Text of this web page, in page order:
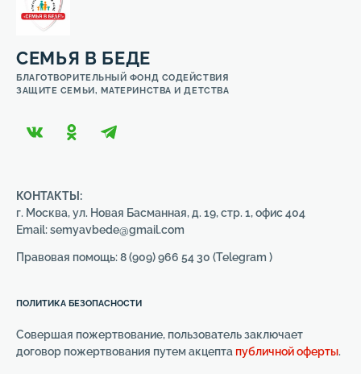
СЕМЬЯ В БЕДЕ
БЛАГОТВОРИТЕЛЬНЫЙ ФОНД СОДЕЙСТВИЯ
ЗАЩИТЕ СЕМЬИ, МАТЕРИНСТВА И ДЕТСТВА
КОНТАКТЫ:
г. Москва, ул. Новая Басманная, д. 19, стр. 1, офис 404
Email: semyavbede@gmail.com
Правовая помощь: 8 (909) 966 54 30 (Telegram )
ПОЛИТИКА БЕЗОПАСНОСТИ
Совершая пожертвование, пользователь заключает
договор пожертвования путем акцепта публичной оферты.